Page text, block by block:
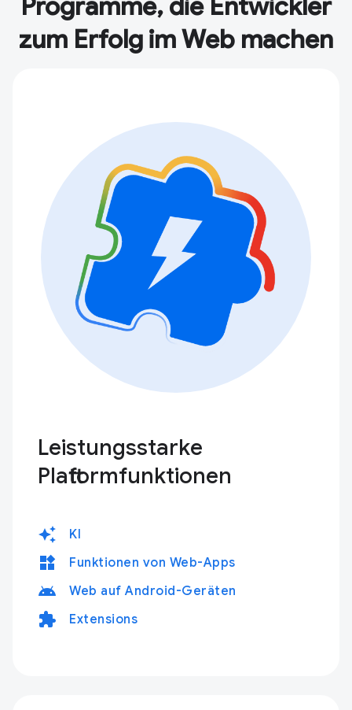
Programme, die Entwickler
zum Erfolg im Web machen
Leistungsstarke
Plattformfunktionen
auto_awesome KI
widgets Funktionen von Web-Apps
android Web auf Android-Geräten
extension Extensions